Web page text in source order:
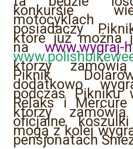
konkursie
posiadaczy
które już można
nawww.wygraj-
którzy
Piknik
dodatkowo
podczas Pikniku
Relaks i Mercure
którzy
oficjalne
mogą z kolei
pensjonatach